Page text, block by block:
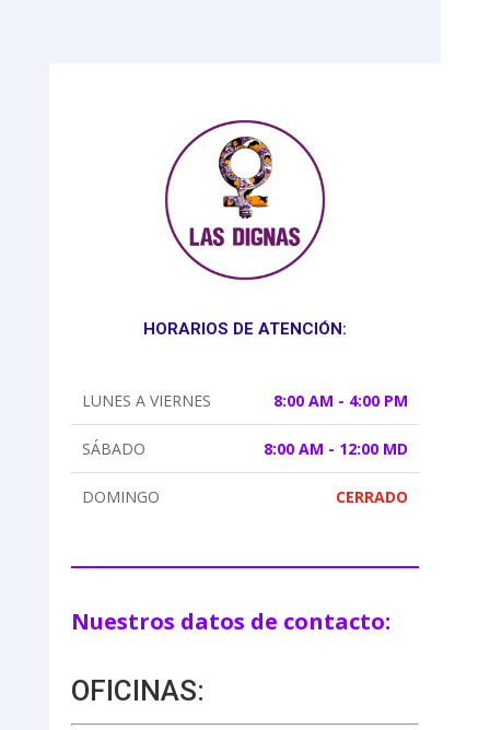
HORARIOS DE ATENCIÓN:
LUNES A VIERNES 8:00 AM - 4:00 PM
SÁBADO 8:00 AM - 12:00 MD
DOMINGO CERRADO
Nuestros datos de contacto:
OFICINAS: